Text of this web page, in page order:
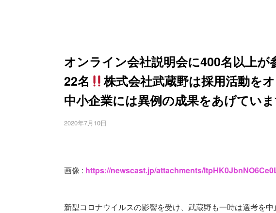
オンライン会社説明会に400名以上が
22名
株式会社武蔵野は採用活動を
中小企業には異例の成果をあげていま
2020年7月10日
画像 : https://newscast.jp/attachments/
新型コロナウイルスの影響を受け、武蔵野も一時は選考を